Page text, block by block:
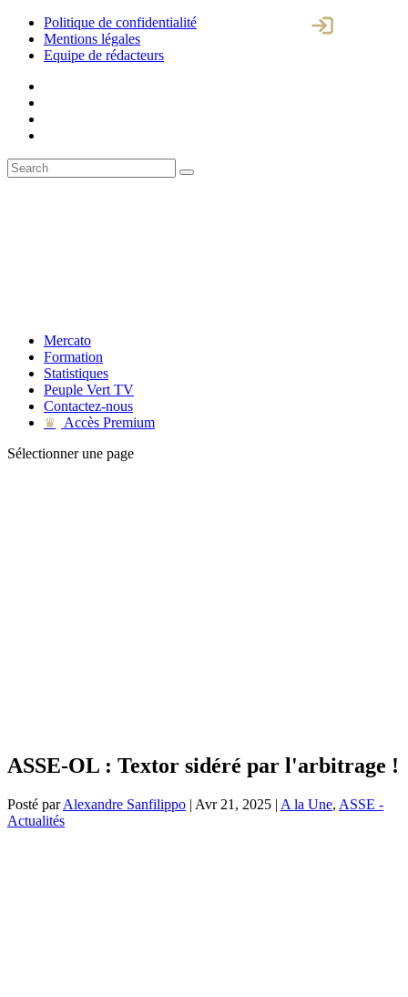
Politique de confidentialité
Mentions légales
Equipe de rédacteurs
Mercato
Formation
Statistiques
Peuple Vert TV
Contactez-nous
♛
Accès Premium
Sélectionner une page
ASSE-OL : Textor sidéré par l'arbitrage !
Posté parAlexandre Sanfilippo | Avr 21, 2025 | A la Une, ASSE -
Actualités